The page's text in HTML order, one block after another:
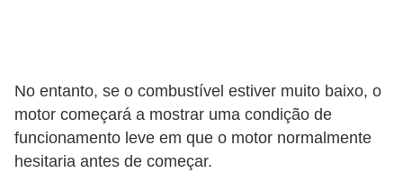
No entanto, se o combustível estiver muito baixo, o
motor começará a mostrar uma condição de
funcionamento leve em que o motor normalmente
hesitaria antes de começar.